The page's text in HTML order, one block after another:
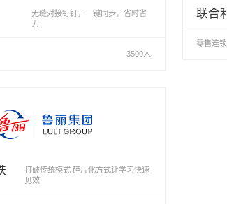
无缝对接钉钉，一键同步，省时省
力
3500人
联合
零售连锁
打破传统模式 碎片化方式让学习快速
见效